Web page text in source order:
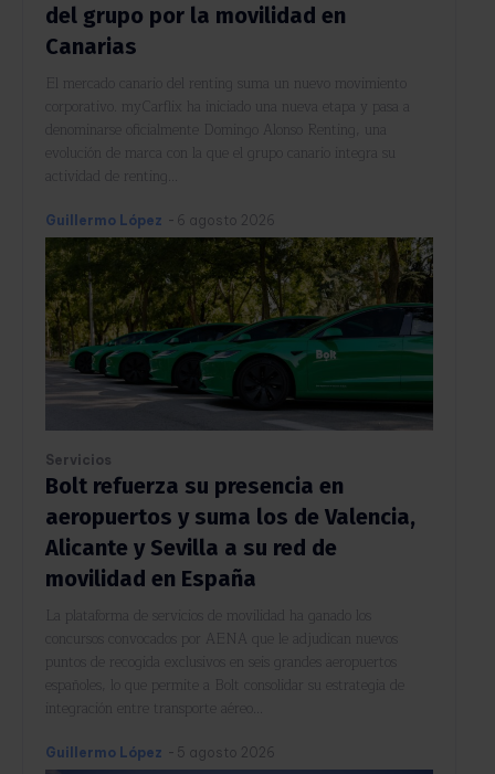
del grupo por la movilidad en
Canarias
El mercado canario del renting suma un nuevo movimiento
corporativo. myCarflix ha iniciado una nueva etapa y pasa a
denominarse oficialmente Domingo Alonso Renting, una
evolución de marca con la que el grupo canario integra su
actividad de renting...
Guillermo López - 6 agosto 2026
Servicios
Bolt refuerza su presencia en
aeropuertos y suma los de Valencia,
Alicante y Sevilla a su red de
movilidad en España
La plataforma de servicios de movilidad ha ganado los
concursos convocados por AENA que le adjudican nuevos
puntos de recogida exclusivos en seis grandes aeropuertos
españoles, lo que permite a Bolt consolidar su estrategia de
integración entre transporte aéreo...
Guillermo López - 5 agosto 2026